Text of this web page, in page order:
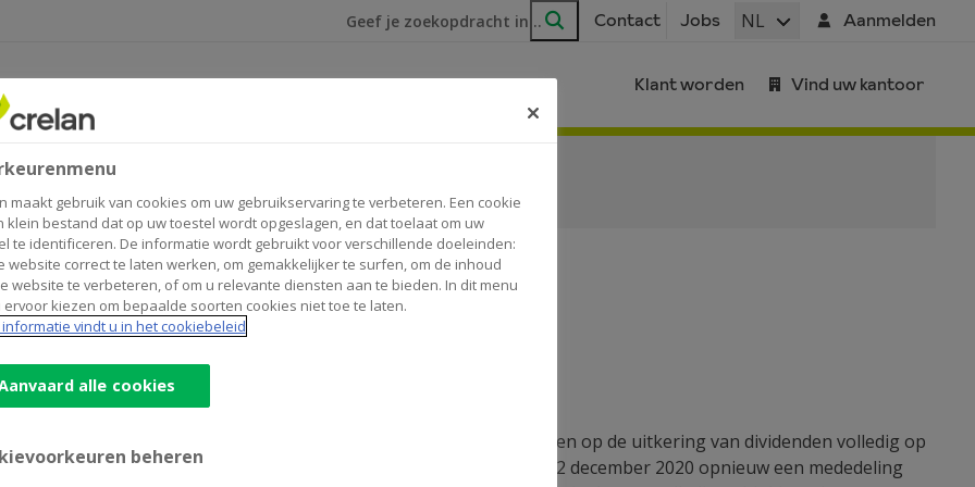
Ik ben op zoek naar
Zoeken
Contact Jobs NL Aanmelden
Verzekeren Klant worden Vind uw kantoor
2019 - update
nog steeds onvoldoende onder controle om de beperkingen op de uitkering van dividenden volledig op
als regulator bevoegd is voor de kredietinstelling CrelanCo, op 22 december 2020 opnieuw een mededeling
maakt gebruik van cookies om uw gebruikservaring te verbeteren. Een cookie
klein bestand dat op uw toestel wordt opgeslagen, en dat toelaat om uw
te identificeren. De informatie wordt gebruikt voor verschillende doeleinden:
website correct te laten werken, om gemakkelijker te surfen, om de inhoud
website te verbeteren, of om u relevante diensten aan te bieden. In dit menu
ervoor kiezen om bepaalde soorten cookies niet toe te laten.
vindt u in het cookiebeleid
alle cookies
beheren